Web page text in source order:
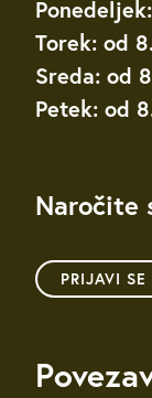
Torek: od
Sreda: od
Petek: od
Naročite
PRIJAVI SE